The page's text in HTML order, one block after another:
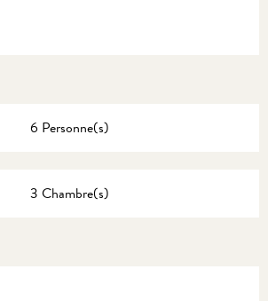
6 Personne(s)
3 Chambre(s)